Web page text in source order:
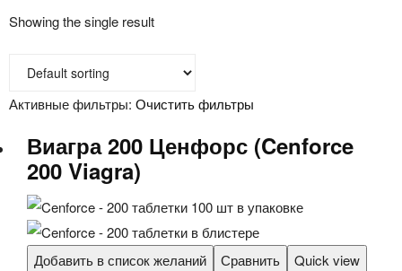
Showing the single result
Активные фильтры: Очистить фильтры
Виагра 200 Ценфорс (Cenforce
200 Viagra)
Добавить в список желаний Сравнить Quick view